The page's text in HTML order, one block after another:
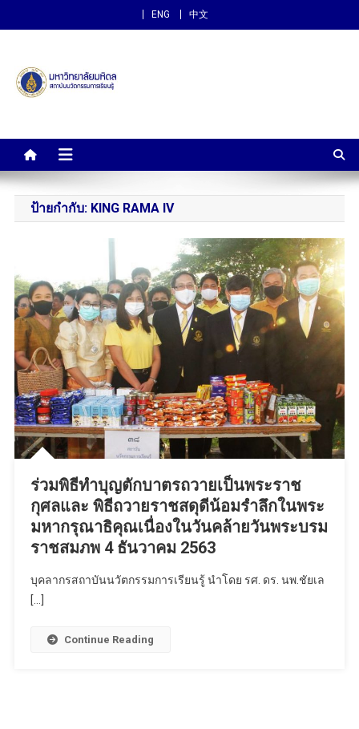
ENG 中文
สถาบันนวัตกรรมการเรียนรู้
ป้ายกำกับ: KING RAMA IV
ร่วมพิธีทำบุญตักบาตรถวายเป็นพระราช
กุศลและ พิธีถวายราชสดุดีน้อมรำลึกในพระ
มหากรุณาธิคุณเนื่องในวันคล้ายวันพระบรม
ราชสมภพ 4 ธันวาคม 2563
บุคลากรสถาบันนวัตกรรมการเรียนรู้ นำโดย รศ. ดร. นพ.ชัยเล
[…]
Continue Reading